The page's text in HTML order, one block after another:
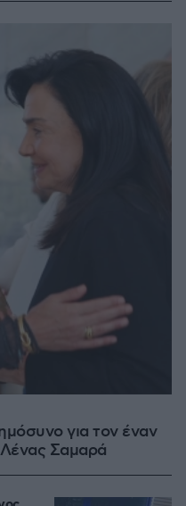
για τον έναν
Σαμαρά